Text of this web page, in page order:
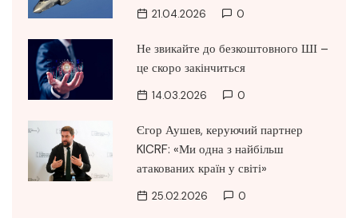
21.04.2026 0
Не звикайте до безкоштовного ШІ –
це скоро закінчиться
14.03.2026 0
Єгор Аушев, керуючий партнер
KICRF: «Ми одна з найбільш
атакованих країн у світі»
25.02.2026 0